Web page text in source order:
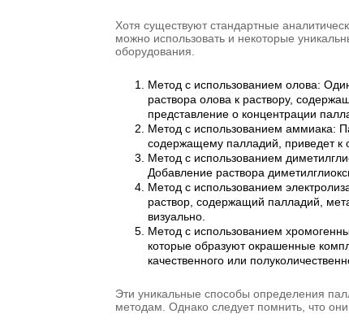
Хотя существуют стандартные
можно использовать и некоторые
оборудования.
Метод с использованием олова:
раствора олова к раствору,
представление о концентрации
Метод с использованием аммиака:
содержащему палладий, приведет к
Метод с использованием
Добавление раствора
Метод с использованием
раствор, содержащий палладий,
визуально.
Метод с использованием
которые образуют окрашенные
качественного или
Эти уникальные способы определения
методам. Однако следует помнить, что